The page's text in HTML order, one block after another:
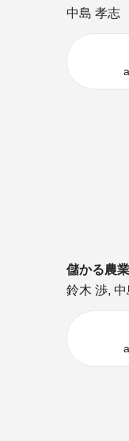
中島 孝志
儲かる農
鈴木 渉,